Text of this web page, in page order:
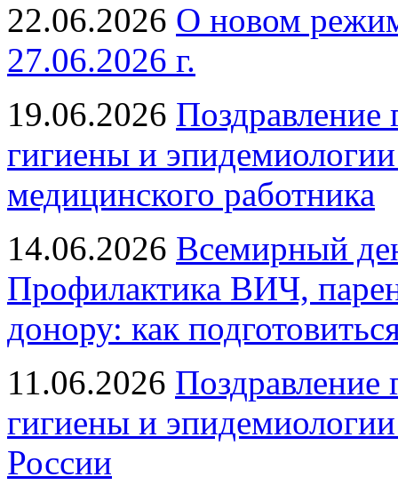
22.06.2026 О новом
27.06.2026 г.
19.06.2026 Поздравление
гигиены и
медицинского работника
14.06.2026 Всемирный
Профилактика ВИЧ,
донору: как
11.06.2026 Поздравление
гигиены и
России